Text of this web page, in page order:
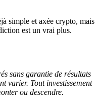
simple et axée crypto, mais
est un vrai plus.
sans garantie de résultats
varier. Tout investissement
ou descendre.